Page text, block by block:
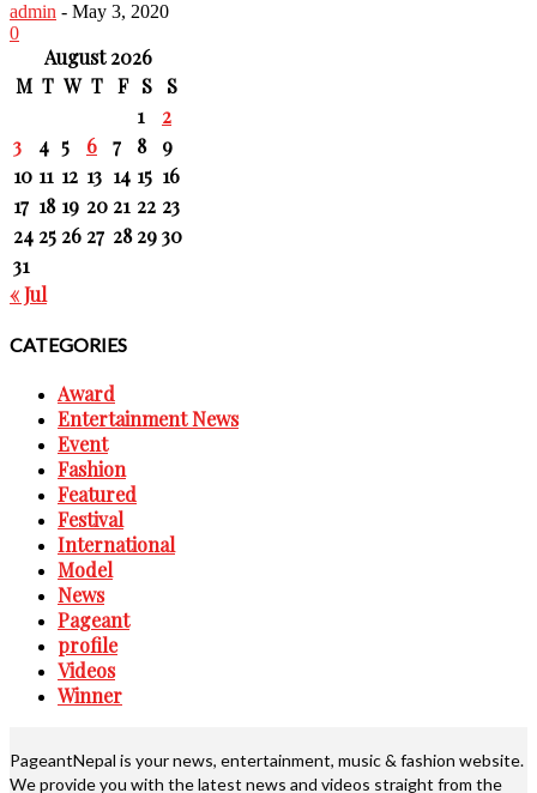
admin - May 3, 2020
0
August 2026
M T W T F S
S
1
2
3
4 5 6 7 8
9
10 11 12 13 14 15 16
17 18 19 20 21 22 23
24 25 26 27 28 2930
31
« Jul
CATEGORIES
Award
Entertainment News
Event
Fashion
Featured
Festival
International
Model
News
Pageant
profile
Videos
Winner
PageantNepal is your news, entertainment, music & fashion website.
We provide you with the latest news and videos straight from the